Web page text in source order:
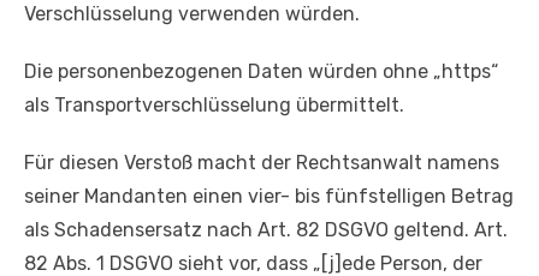
Verschlüsselung verwenden würden.
Die personenbezogenen Daten würden ohne „https“
als Transportverschlüsselung übermittelt.
Für diesen Verstoß macht der Rechtsanwalt namens
seiner Mandanten einen vier- bis fünfstelligen Betrag
als Schadensersatz nach Art. 82 DSGVO geltend. Art.
82 Abs. 1 DSGVO sieht vor, dass „[j]ede Person, der